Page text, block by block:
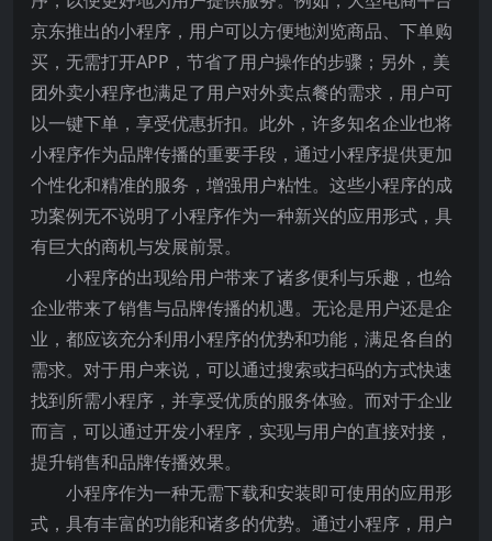
京东推出的小程序，用户可以方便地浏览商品、下单购
买，无需打开APP，节省了用户操作的步骤；另外，美
团外卖小程序也满足了用户对外卖点餐的需求，用户可
以一键下单，享受优惠折扣。此外，许多知名企业也将
小程序作为品牌传播的重要手段，通过小程序提供更加
个性化和精准的服务，增强用户粘性。这些小程序的成
功案例无不说明了小程序作为一种新兴的应用形式，具
有巨大的商机与发展前景。
小程序的出现给用户带来了诸多便利与乐趣，也给
企业带来了销售与品牌传播的机遇。无论是用户还是企
业，都应该充分利用小程序的优势和功能，满足各自的
需求。对于用户来说，可以通过搜索或扫码的方式快速
找到所需小程序，并享受优质的服务体验。而对于企业
而言，可以通过开发小程序，实现与用户的直接对接，
提升销售和品牌传播效果。
小程序作为一种无需下载和安装即可使用的应用形
式，具有丰富的功能和诸多的优势。通过小程序，用户